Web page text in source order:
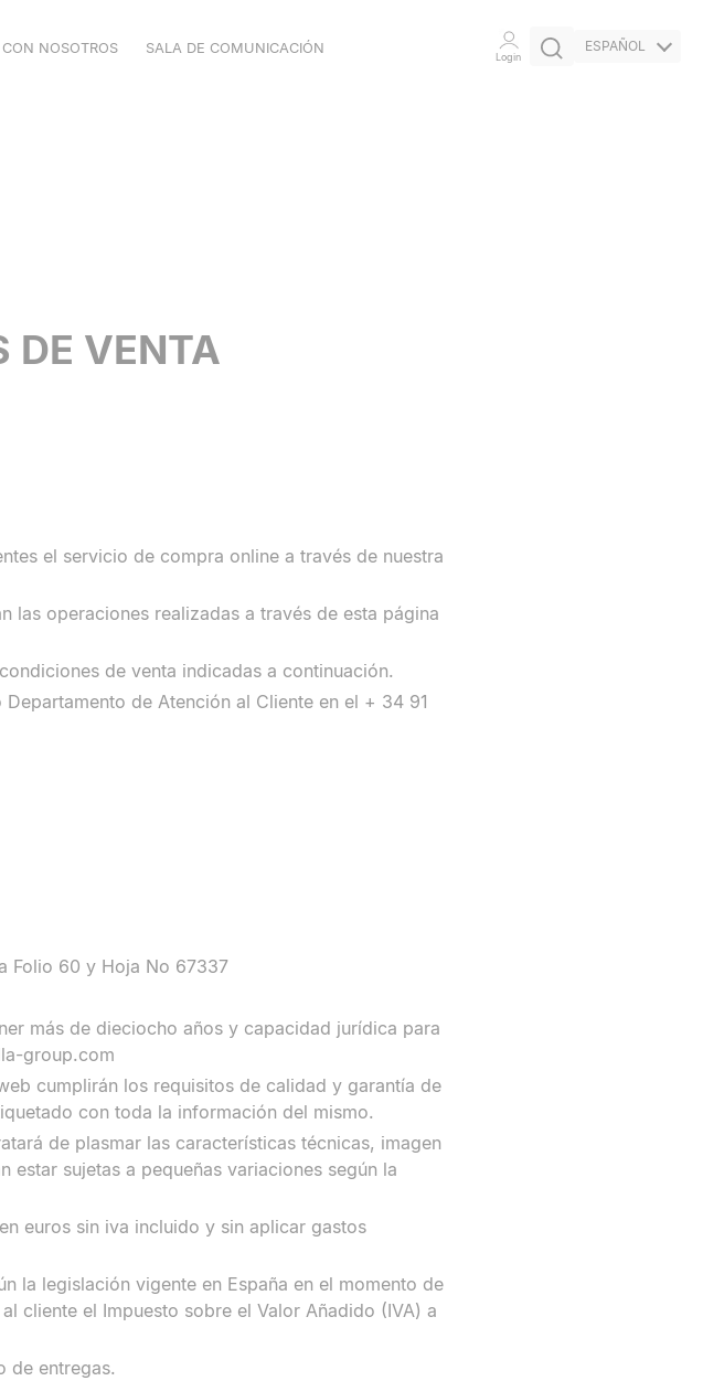
NOSOTROS SALA DE COMUNICACIÓN
Login
ESPAÑOL
DE VENTA
el servicio de compra online a través de nuestra
las operaciones realizadas a través de esta página
de venta indicadas a continuación.
de Atención al Cliente en el + 34 91
Folio 60 y Hoja No 67337
más de dieciocho años y capacidad jurídica para
group.com
cumplirán los requisitos de calidad y garantía de
con toda la información del mismo.
de plasmar las características técnicas, imagen
sujetas a pequeñas variaciones según la
euros sin iva incluido y sin aplicar gastos
la legislación vigente en España en el momento de
cliente el Impuesto sobre el Valor Añadido (IVA) a
de entregas.